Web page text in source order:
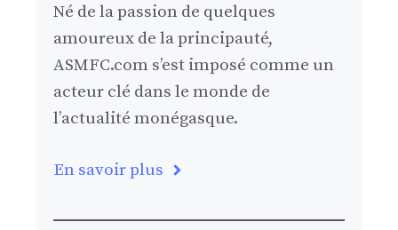
Né de la passion de quelques
amoureux de la principauté,
ASMFC.com s’est imposé comme un
acteur clé dans le monde de
l’actualité monégasque.
En savoir plus